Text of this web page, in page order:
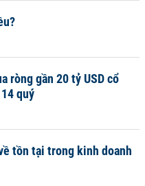
ròng gần 20 tỷ USD cổ
quý
tồn tại trong kinh doanh